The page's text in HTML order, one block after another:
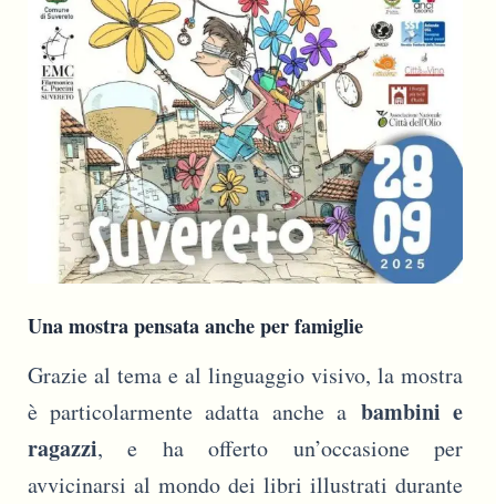
Una mostra pensata anche per famiglie
Grazie al tema e al linguaggio visivo, la mostra
è particolarmente adatta anche a bambini e
ragazzi, e ha offerto un’occasione per
avvicinarsi al mondo dei libri illustrati durante